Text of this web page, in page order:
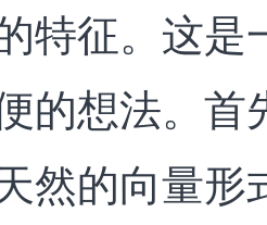
特征。这
的想法。首
然的向量